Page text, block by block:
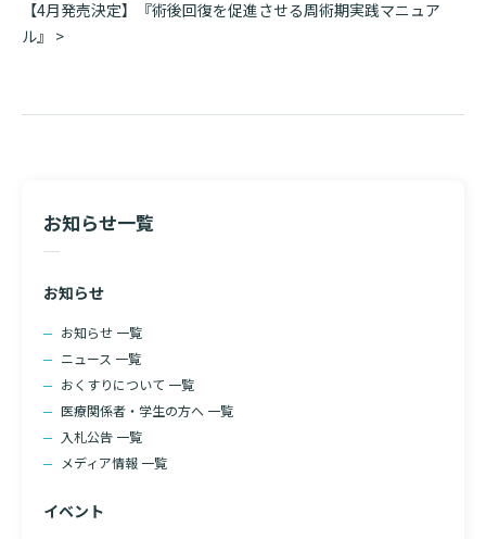
特長
一歩先の医療の提供
ご来院にあたって
院内施設のご案内
LINEサービスについて
無料低額診療のご案内
東部病院の就労支援サービス
診断書等文書のお申込みについて
診療記録（カルテ）の開示について
よくあるご質問
人材開発センター
当院退職後のカルテ閲覧手続き
診療予約
取材の申し込み
稿
ナ
ー
【4月発売決定】『術後回復を促進させる周術期実践マニュア
ル』 >
お知らせ一覧
お知らせ
お知らせ 一覧
ニュース 一覧
おくすりについて 一覧
医療関係者・学生の方へ 一覧
入札公告 一覧
メディア情報 一覧
イベント